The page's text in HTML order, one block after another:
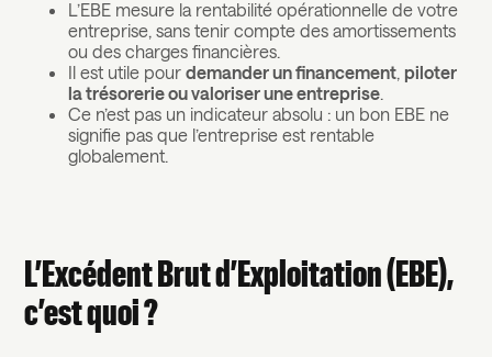
L’EBE mesure la rentabilité opérationnelle de votre
entreprise, sans tenir compte des amortissements
ou des charges financières.
Il est utile pourdemander un financement piloter
la trésorerie ou valoriser une entreprise
Ce n’est pas un indicateur absolu : un bon EBE ne
signifie pas que l’entreprise est rentable
globalement.
L’Excédent Brut d’Exploitation (EBE),
c’est quoi ?